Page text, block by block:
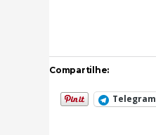
Compartilhe:
Telegram